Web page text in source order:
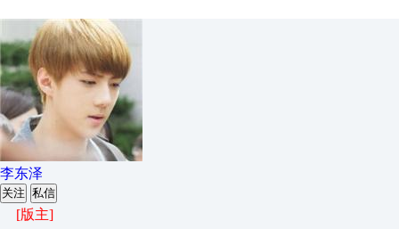
李东泽
关注 私信
[版主]